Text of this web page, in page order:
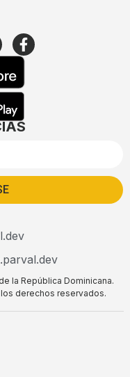
la República Dominicana.
derechos reservados.